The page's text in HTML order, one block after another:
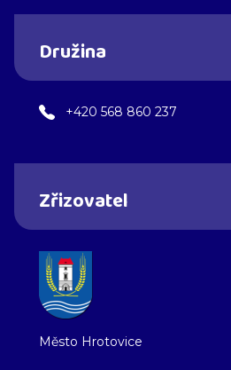
Družina
+420 568 860 237
Zřizovatel
Město Hrotovice